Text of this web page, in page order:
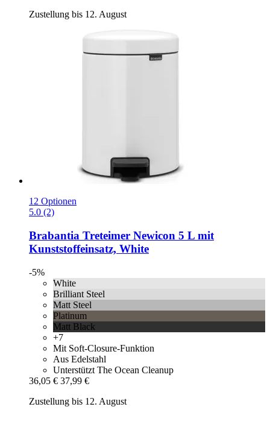
Zustellung bis 12. August
12 Optionen
5.0 (2)
Brabantia Treteimer Newicon 5 L mit
Kunststoffeinsatz, White
-5%
White
Brilliant Steel
Matt Steel
Platinum
Matt Black
+7
Mit Soft-Closure-Funktion
Aus Edelstahl
Unterstützt The Ocean Cleanup
36,05 € 37,99 €
Zustellung bis 12. August